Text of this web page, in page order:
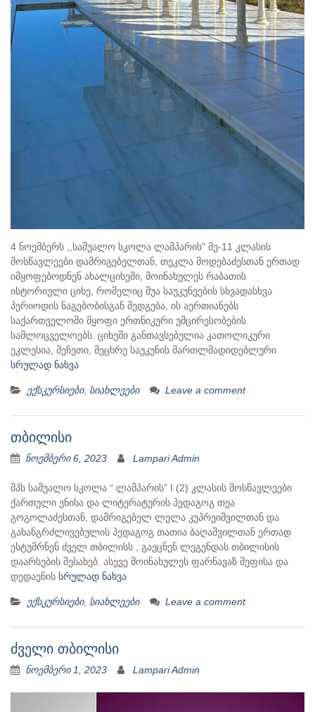
4 ნოემბერს ,,საშუალო სკოლა ლამპარის” მე-11 კლასის
მოსწავლეები დამრიგებელთან, თეკლა მოდებაძესთან ერთად
იმყოფებოდნენ ახალციხეში, მოინახულეს რაბათის
ისტორიული ციხე, რომელიც შუა საუკუნეების სხვადასხვა
პერიოდის ნაგებობისგან შედგება, ის აერთიანებს
საქართველოში მყოფი ერთნიკური უმცირესობების
სამლოცველოებს. ციხეში განთავსებულია კათოლიკური
ეკლესია, მეჩეთი, მეცხრე საუკუნის მართლმადიდებლური
სრულად ნახვა
ექსკურსიები, სიახლეები Leave a comment
თბილისი
ნოემბერი 6, 2023 Lampari Admin
შპს საშუალო სკოლა “ ლამპარის” I (2) კლასის მოსწავლეები
ქართული ენისა და ლიტერატურის პედაგოგ თეა
გოგოლაძესთან, დამრიგებელ ლელა კუპრეიშვილთან და
გახანგრძლივებულის პედაგოგ თათია ბაღაშვილთან ერთად
ესტუმრნენ ძველ თბილისს , გაეცნენ ლეგენდას თბილისის
დაარსების შესახებ. ასევე მოინახულეს ფარნავაზ მეფისა და
დედაენის სრულად ნახვა
ექსკურსიები, სიახლეები Leave a comment
ძველი თბილისი
ნოემბერი 1, 2023 Lampari Admin